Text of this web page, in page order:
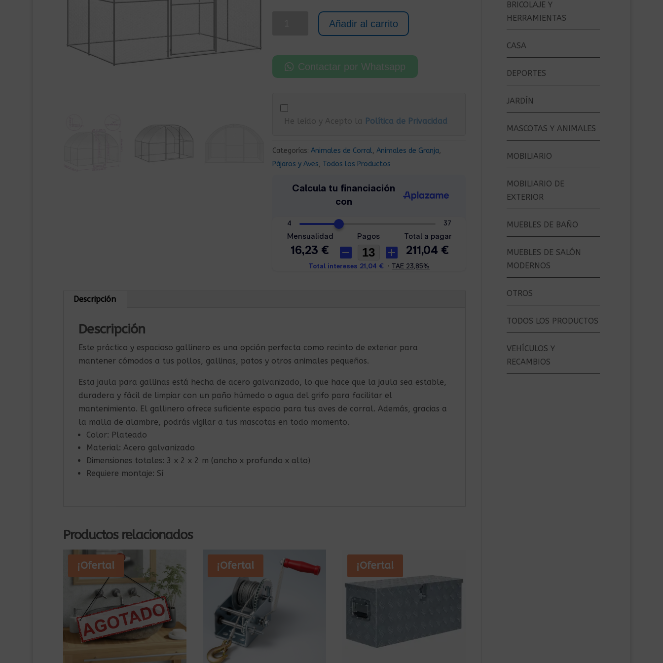
299,00€.190,00€.
de
Acero
Toldo
3x2x2
cantidad
Añadir al carrito
Contactar por Whatsapp
He leído y Acepto la Política de Privacidad
Categorías:Animales de Corral,Animales de Granja,
Pájaros y Aves, Todos los Productos
Descripción
Descripción
Este práctico y espacioso gallinero es una opción perfecta como recinto de exterior para
mantener cómodos a tus pollos, gallinas, patos y otros animales pequeños.
Esta jaula para gallinas está hecha de acero galvanizado, lo que hace que la jaula sea estable,
duradera y fácil de limpiar con un paño húmedo o agua del grifo para facilitar el
mantenimiento. El gallinero ofrece suficiente espacio para tus aves de corral. Además, gracias a
la malla de alambre, podrás vigilar a tus mascotas en todo momento.
Color: Plateado
Material: Acero galvanizado
Dimensiones totales: 3 x 2 x 2 m (ancho x profundo x alto)
Requiere montaje: Sí
Productos relacionados
¡Oferta! ¡Oferta! ¡Oferta!
BRICOLAJE Y
HERRAMIENTAS
CASA
DEPORTES
JARDÍN
MASCOTAS Y ANIMALES
MOBILIARIO
MOBILIARIO DE
EXTERIOR
MUEBLES DE BAÑO
MUEBLES DE SALÓN
MODERNOS
OTROS
TODOS LOS PRODUCTOS
VEHÍCULOS Y
RECAMBIOS